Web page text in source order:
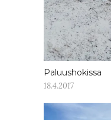
Paluushokissa
18.4.2017